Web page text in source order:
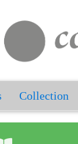
Collection